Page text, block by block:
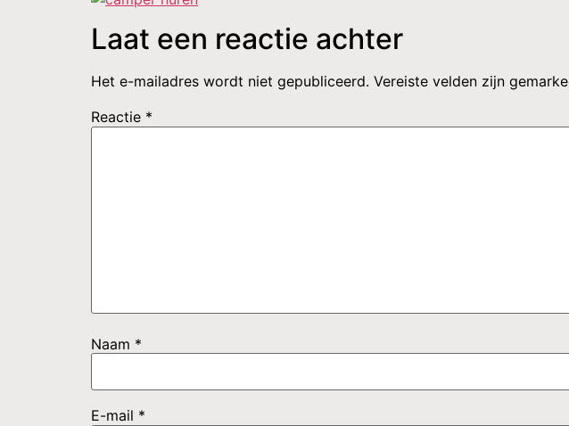
Laat een reactie achter
Het e-mailadres wordt niet gepubliceerd. Vereiste velden zijn
Reactie *
Naam *
E-mail *